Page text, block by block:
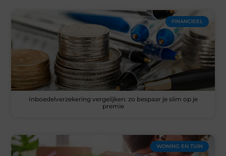
FINANCIEEL
Inboedelverzekering vergelijken: zo bespaar je slim op je
premie
WONING EN TUIN